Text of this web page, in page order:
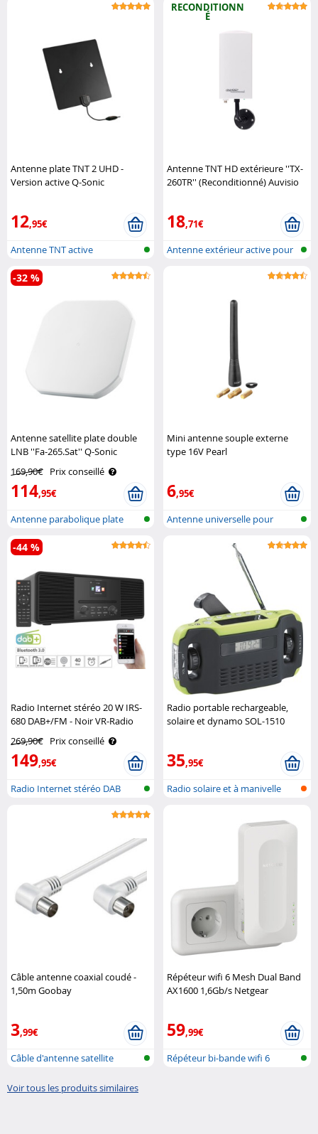
Antenne plate TNT 2 UHD -
Version active Q-Sonic
12,95€
Antenne TNT active
RECONDITIONN
É
Antenne TNT HD extérieure ''TX-
260TR'' (Reconditionné) Auvisio
18,71€
Antenne extérieur active pour
Antenne satellite plate double
LNB ''Fa-265.Sat'' Q-Sonic
169,90€ Prix conseillé
114,95€
-32 %
Antenne parabolique plate
double LN..
Mini antenne souple externe
type 16V Pearl
6,95€
Antenne universelle pour
Radio Internet stéréo 20 W IRS-
680 DAB+/FM - Noir VR-Radio
269,90€ Prix conseillé
149,95€
-44 %
Radio Internet stéréo DAB
Radio portable rechargeable,
solaire et dynamo SOL-1510
35,95€
Radio solaire et à manivelle
Câble antenne coaxial coudé -
1,50m Goobay
3,99€
Câble d'antenne satellite
Répéteur wifi 6 Mesh Dual Band
AX1600 1,6Gb/s Netgear
59,99€
Répéteur bi-bande wifi 6
Voir tous les produits similaires